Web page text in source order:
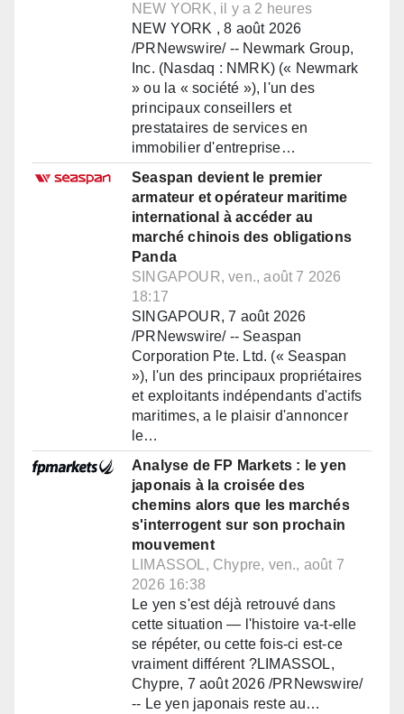
NEW YORK, il y a 2 heures
NEW YORK , 8 août 2026
/PRNewswire/ -- Newmark Group,
Inc. (Nasdaq : NMRK) (« Newmark
» ou la « société »), l'un des
principaux conseillers et
prestataires de services en
immobilier d'entreprise…
Seaspan devient le premier
armateur et opérateur maritime
international à accéder au
marché chinois des obligations
Panda
SINGAPOUR, ven., août 7 2026
18:17
SINGAPOUR, 7 août 2026
/PRNewswire/ -- Seaspan
Corporation Pte. Ltd. (« Seaspan
»), l'un des principaux propriétaires
et exploitants indépendants d'actifs
maritimes, a le plaisir d'annoncer
le…
Analyse de FP Markets : le yen
japonais à la croisée des
chemins alors que les marchés
s'interrogent sur son prochain
mouvement
LIMASSOL, Chypre, ven., août 7
2026 16:38
Le yen s'est déjà retrouvé dans
cette situation — l'histoire va-t-elle
se répéter, ou cette fois-ci est-ce
vraiment différent ?LIMASSOL,
Chypre, 7 août 2026 /PRNewswire/
-- Le yen japonais reste au…